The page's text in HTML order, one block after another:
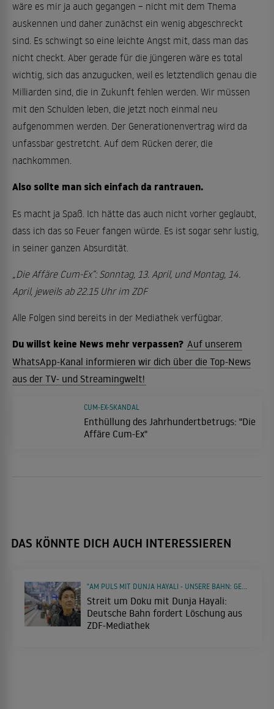
wäre es mir ja auch gegangen – nicht mit dem Thema
auskennen und daher zunächst ein wenig abgeschreckt
sind. Es schwingt so eine leichte Angst mit, dass man das
nicht checkt. Aber gerade für die jüngeren wäre es total
wichtig, sich das anzugucken, weil es letztendlich genau die
Milliarden sind, die in Zukunft fehlen werden. Wir müssen
mit den Schulden leben, die jetzt noch einmal neu
aufgenommen werden. Der Generationenvertrag wird da
unfassbar gestretcht. Auf dem Rücken derer, die
nachkommen.
Also sollte man sich einfach da rantrauen.
Es macht ja Spaß. Ich hätte das auch nicht vorher geglaubt,
dass ich das so Feuer fangen würde. Es ist sogar sehr lustig,
in seiner ganzen Absurdität.
„Die Affäre Cum-Ex“: Sonntag, 13. April, und Montag, 14.
April, jeweils ab 22.15 Uhr im ZDF
Alle Folgen sind bereits in der Mediathek verfügbar.
Du willst keine News mehr verpassen? Auf unserem
WhatsApp-Kanal informieren wir dich über die Top-News
aus der TV- und Streamingwelt!
Enthüllung des Jahrhundertbetrugs: "Die
Affäre Cum-Ex"
CUM-EX-SKANDAL
DAS KÖNNTE DICH AUCH INTERESSIEREN
Streit um Doku mit Dunja Hayali:
Deutsche Bahn fordert Löschung aus
ZDF-Mediathek